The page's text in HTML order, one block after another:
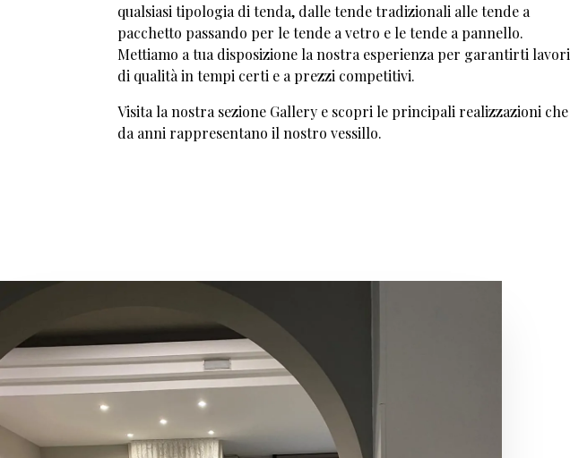
qualsiasi tipologia di tenda, dalle tende tradizionali alle tende a
pacchetto passando per le tende a vetro e le tende a pannello.
Mettiamo a tua disposizione la nostra esperienza per garantirti lavori
di qualità in tempi certi e a prezzi competitivi.
Visita la nostra sezione Gallery e scopri le principali realizzazioni che
da anni rappresentano il nostro vessillo.